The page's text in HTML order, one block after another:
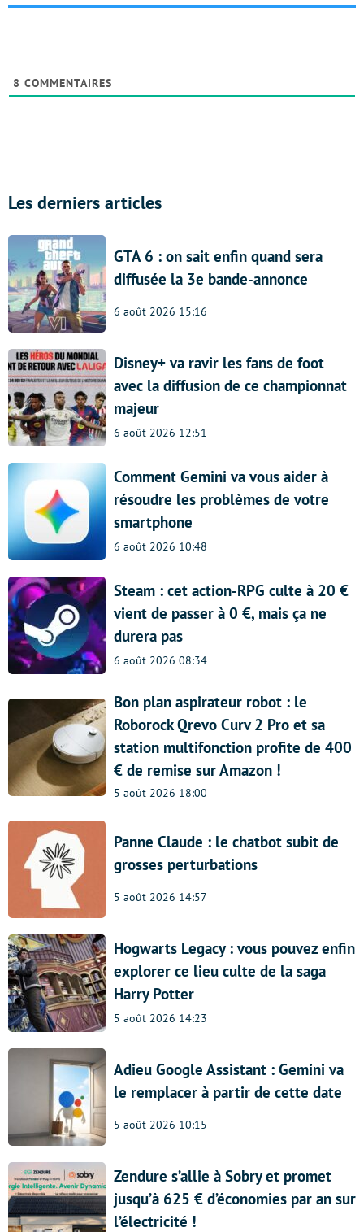
8 COMMENTAIRES
Les derniers articles
GTA 6 : on sait enfin quand sera
diffusée la 3e bande-annonce
6 août 2026 15:16
Disney+ va ravir les fans de foot
avec la diffusion de ce championnat
majeur
6 août 2026 12:51
Comment Gemini va vous aider à
résoudre les problèmes de votre
smartphone
6 août 2026 10:48
Steam : cet action-RPG culte à 20 €
vient de passer à 0 €, mais ça ne
durera pas
6 août 2026 08:34
Bon plan aspirateur robot : le
Roborock Qrevo Curv 2 Pro et sa
station multifonction profite de 400
€ de remise sur Amazon !
5 août 2026 18:00
Panne Claude : le chatbot subit de
grosses perturbations
5 août 2026 14:57
Hogwarts Legacy : vous pouvez enfin
explorer ce lieu culte de la saga
Harry Potter
5 août 2026 14:23
Adieu Google Assistant : Gemini va
le remplacer à partir de cette date
5 août 2026 10:15
Zendure s’allie à Sobry et promet
jusqu’à 625 € d’économies par an sur
l’électricité !